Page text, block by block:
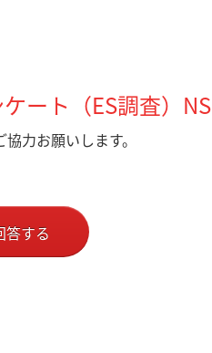
ート（ES調査）NS
力お願いします。
答する